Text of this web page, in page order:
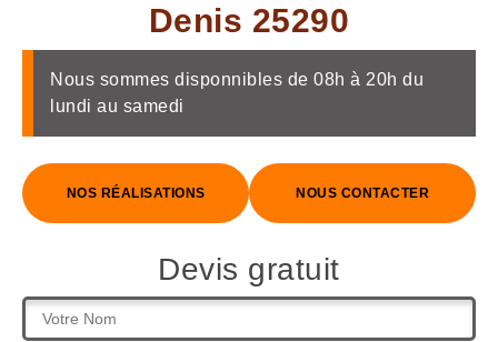
Denis 25290
Nous sommes disponnibles de 08h à 20h du
lundi au samedi
NOS RÉALISATIONS NOUS CONTACTER
Devis gratuit